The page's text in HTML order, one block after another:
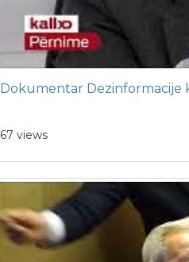
Dokumentar Dezinformacije
67 views